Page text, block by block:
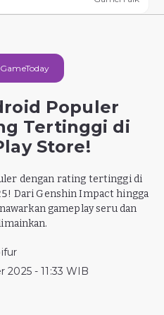
GameToday
Populer
Tertinggi di
Store!
dengan rating tertinggi di
Dari Genshin Impact hingga
gameplay seru dan
2025 - 11:33 WIB